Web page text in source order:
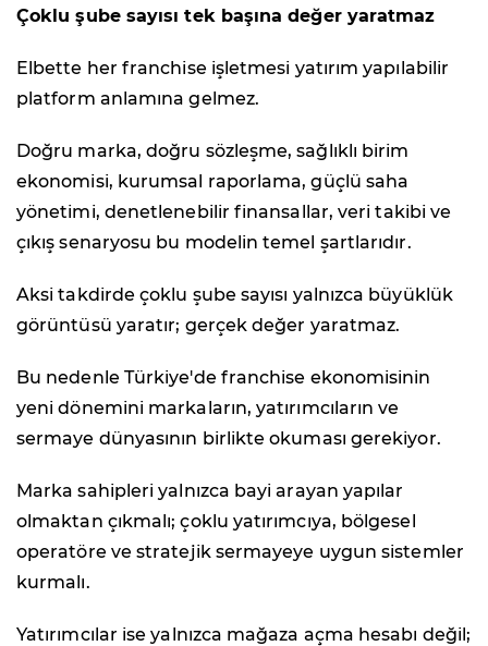
Çoklu şube sayısı tek başına değer yaratmaz
Elbette her franchise işletmesi yatırım yapılabilir
platform anlamına gelmez.
Doğru marka, doğru sözleşme, sağlıklı birim
ekonomisi, kurumsal raporlama, güçlü saha
yönetimi, denetlenebilir finansallar, veri takibi ve
çıkış senaryosu bu modelin temel şartlarıdır.
Aksi takdirde çoklu şube sayısı yalnızca büyüklük
görüntüsü yaratır; gerçek değer yaratmaz.
Bu nedenle Türkiye'de franchise ekonomisinin
yeni dönemini markaların, yatırımcıların ve
sermaye dünyasının birlikte okuması gerekiyor.
Marka sahipleri yalnızca bayi arayan yapılar
olmaktan çıkmalı; çoklu yatırımcıya, bölgesel
operatöre ve stratejik sermayeye uygun sistemler
kurmalı.
Yatırımcılar ise yalnızca mağaza açma hesabı değil;